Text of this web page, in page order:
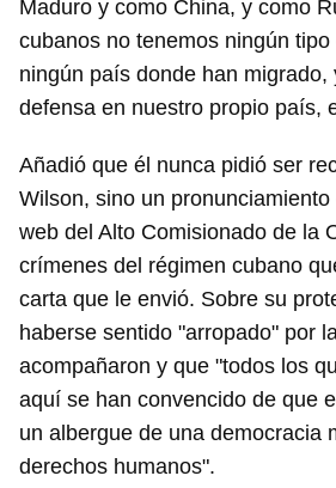
Maduro y como China, y como
cubanos no tenemos ningún
ningún país donde han migrado,
defensa en nuestro propio país,
Añadió que él nunca pidió ser
Wilson, sino un
web del Alto Comisionado de la
crímenes del régimen cubano
carta que le envió. Sobre su
haberse sentido "arropado" por
acompañaron y que "todos los
aquí se han convencido de que
un albergue de una democracia
derechos humanos".